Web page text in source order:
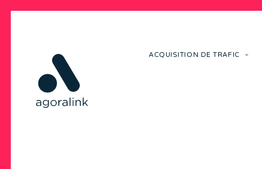
ACQUISITION DE TRAFIC